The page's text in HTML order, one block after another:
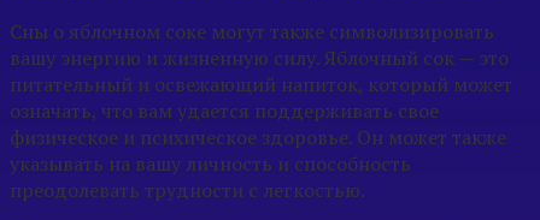
Сны о яблочном соке могут также символизировать
вашу энергию и жизненную силу. Яблочный сок — это
питательный и освежающий напиток, который может
означать, что вам удается поддерживать свое
физическое и психическое здоровье. Он может также
указывать на вашу личность и способность
преодолевать трудности с легкостью.